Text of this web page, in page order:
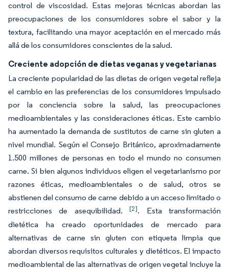
control de viscosidad. Estas mejoras técnicas abordan las
preocupaciones de los consumidores sobre el sabor y la
textura, facilitando una mayor aceptación en el mercado más
allá de los consumidores conscientes de la salud.
Creciente adopción de dietas veganas y vegetarianas
La creciente popularidad de las dietas de origen vegetal refleja
el cambio en las preferencias de los consumidores impulsado
por la conciencia sobre la salud, las preocupaciones
medioambientales y las consideraciones éticas. Este cambio
ha aumentado la demanda de sustitutos de carne sin gluten a
nivel mundial. Según el Consejo Británico, aproximadamente
1.500 millones de personas en todo el mundo no consumen
carne. Si bien algunos individuos eligen el vegetarianismo por
razones éticas, medioambientales o de salud, otros se
abstienen del consumo de carne debido a un acceso limitado o
restricciones de asequibilidad.[2]. Esta transformación
dietética ha creado oportunidades de mercado para
alternativas de carne sin gluten con etiqueta limpia que
abordan diversos requisitos culturales y dietéticos. El impacto
medioambiental de las alternativas de origen vegetal incluye la